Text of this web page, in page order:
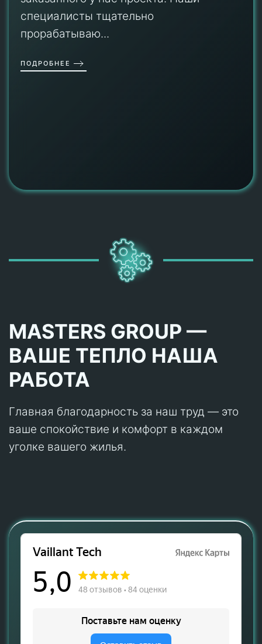
специалисты тщательно
прорабатываю...
ПОДРОБНЕЕ
MASTERS GROUP —
ВАШЕ ТЕПЛО НАША
РАБОТА
Главная благодарность за наш труд — это
ваше спокойствие и комфорт в каждом
уголке вашего жилья.